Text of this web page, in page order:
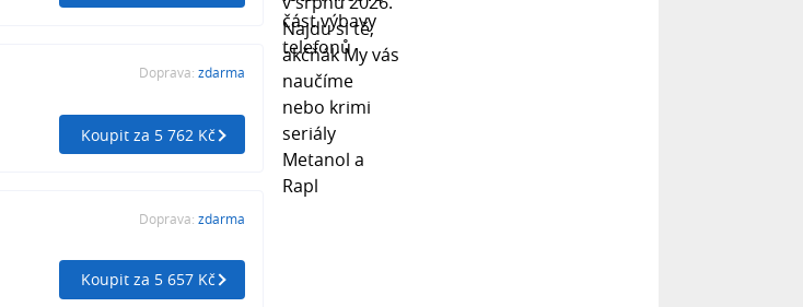
Doprava: zdarma
Koupit za 5 762 Kč
Doprava: zdarma
Koupit za 5 657 Kč